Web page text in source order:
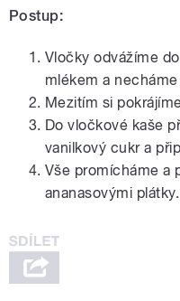
Postup:
Vločky odvážíme
mlékem a
Mezitím si
Do vločkové kaše
vanilkový cukr a
Vše promícháme a
ananasovými plátky.